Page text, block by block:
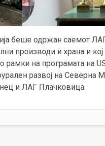
беше одржан саемот
производи и храна и
рамки на програмата на
развој на Северна
и ЛАГ Плачковица.